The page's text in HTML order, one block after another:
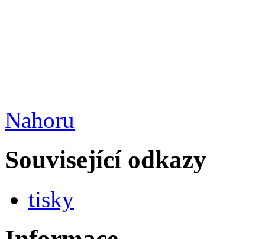
Nahoru
Související odkazy
tisky